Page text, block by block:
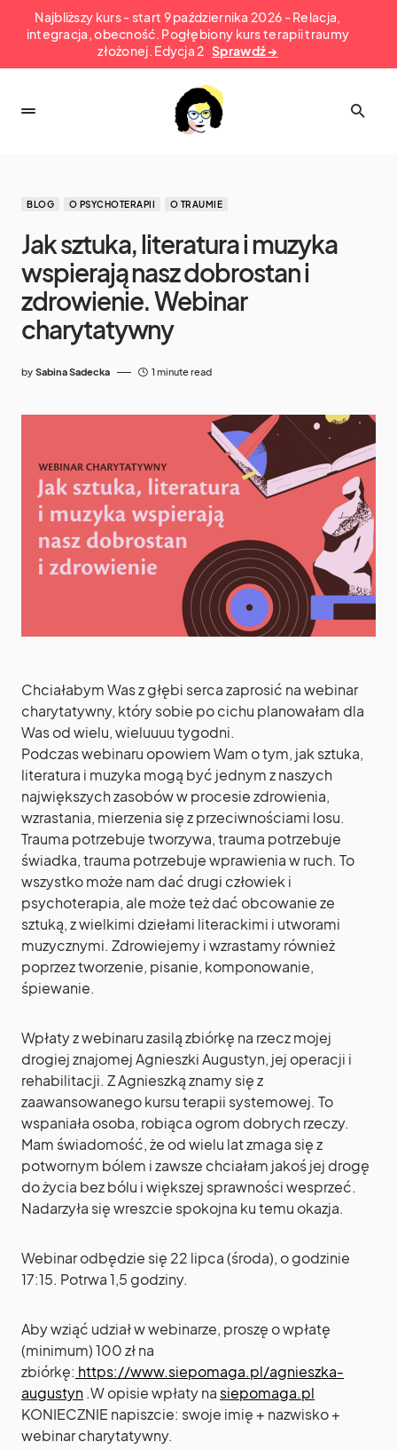
Najbliższy kurs - start 9 października 2026 - Relacja,
integracja, obecność. Pogłębiony kurs terapii traumy
złożonej. Edycja 2 Sprawdź →
BLOG O PSYCHOTERAPII O TRAUMIE
Jak sztuka, literatura i muzyka
wspierają nasz dobrostan i
zdrowienie. Webinar
charytatywny
by Sabina Sadecka 1 minute read
Chciałabym Was z głębi serca zaprosić na webinar
charytatywny, który sobie po cichu planowałam dla
Was od wielu, wieluuuu tygodni.
Podczas webinaru opowiem Wam o tym, jak sztuka,
literatura i muzyka mogą być jednym z naszych
największych zasobów w procesie zdrowienia,
wzrastania, mierzenia się z przeciwnościami losu.
Trauma potrzebuje tworzywa, trauma potrzebuje
świadka, trauma potrzebuje wprawienia w ruch. To
wszystko może nam dać drugi człowiek i
psychoterapia, ale może też dać obcowanie ze
sztuką, z wielkimi dziełami literackimi i utworami
muzycznymi. Zdrowiejemy i wzrastamy również
poprzez tworzenie, pisanie, komponowanie,
śpiewanie.
Wpłaty z webinaru zasilą zbiórkę na rzecz mojej
drogiej znajomej Agnieszki Augustyn, jej operacji i
rehabilitacji. Z Agnieszką znamy się z
zaawansowanego kursu terapii systemowej. To
wspaniała osoba, robiąca ogrom dobrych rzeczy.
Mam świadomość, że od wielu lat zmaga się z
potwornym bólem i zawsze chciałam jakoś jej drogę
do życia bez bólu i większej sprawności wesprzeć.
Nadarzyła się wreszcie spokojna ku temu okazja.
Webinar odbędzie się 22 lipca (środa), o godzinie
17:15. Potrwa 1,5 godziny.
Aby wziąć udział w webinarze, proszę o wpłatę
(minimum) 100 zł na
zbiórkę: https://www.siepomaga.pl/agnieszka-
augustyn .W opisie wpłaty nasiepomaga.pl
KONIECZNIE napiszcie: swoje imię + nazwisko +
webinar charytatywny.